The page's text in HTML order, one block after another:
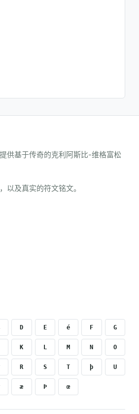
供基于传奇的克利阿斯比-维格富松
以及真实的符文铭文。
D E é F G
K L M N O
R S T þ U
æ Þ œ